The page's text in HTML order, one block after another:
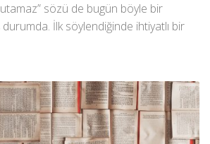
sözü de bugün böyle bir
İlk söylendiğinde ihtiyatlı bir